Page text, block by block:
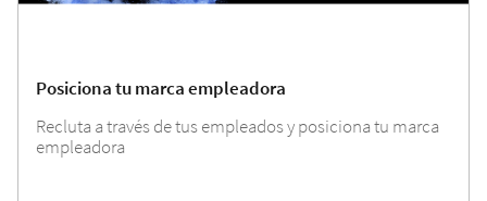
Posiciona tu marca empleadora
Recluta a través de tus empleados y posiciona tu marca
empleadora